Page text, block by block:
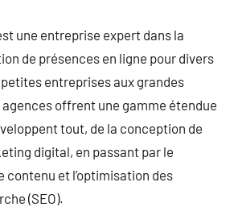
une entreprise expert dans la
de présences en ligne pour divers
entreprises aux grandes
offrent une gamme étendue
tout, de la conception de
digital, en passant par le
contenu et l’optimisation des
(SEO).